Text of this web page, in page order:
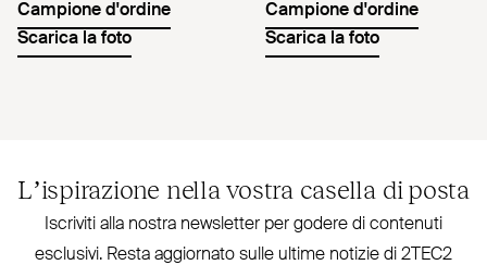
Campione d'ordine
Scarica la foto
Campione d'ordine
Scarica la foto
L’ispirazione nella vostra casella di posta
Iscriviti alla nostra new­sletter per godere di contenuti
esclusivi. Resta aggiornato sulle ultime notizie di 2TEC2